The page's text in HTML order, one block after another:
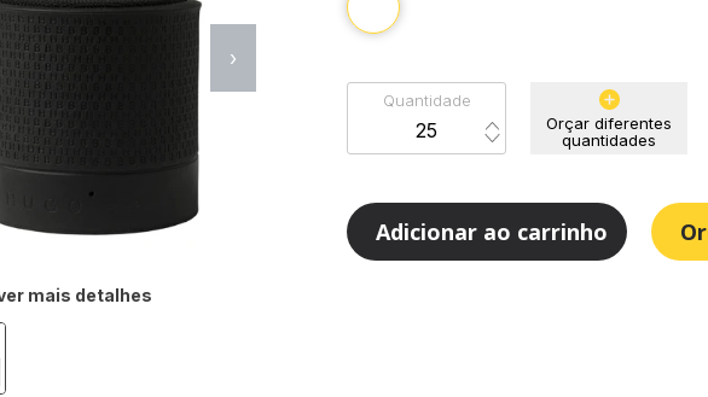
mais detalhes
›
Quantidade
Orçar diferentes
quantidades
Adicionar ao carrinho